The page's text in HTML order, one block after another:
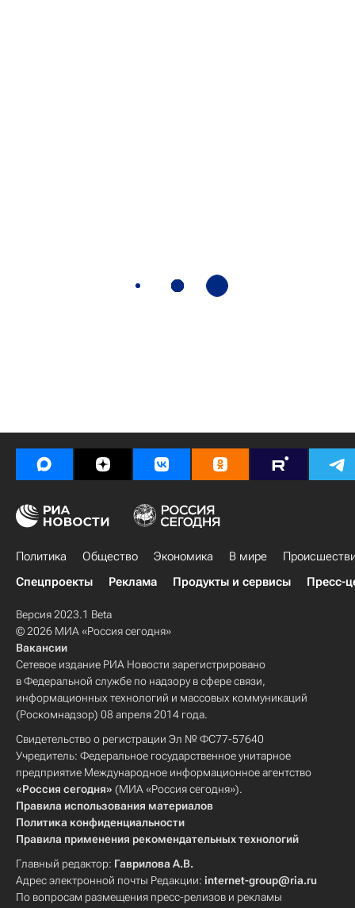
Политика Общество Экономика В мире
Спецпроекты
Реклама Продукты и сервисы Пресс-
Версия 2023.1 Beta
© 2026 МИА «Россия сегодня»
Вакансии
Сетевое издание РИА Новости зарегистрировано
в Федеральной службе по надзору в сфере связи,
информационных технологий и массовых коммуникаций
(Роскомнадзор) 08 апреля 2014 года.
Свидетельство о регистрации Эл № ФС77-57640
Учредитель: Федеральное государственное унитарное
предприятие Международное информационное агентство
«Россия сегодня» (МИА «Россия сегодня»).
Правила использования материалов
Политика конфиденциальности
Правила применения рекомендательных технологий
Главный редактор: Гаврилова А.В.
Адрес электронной почты Редакции: internet-group@ria.ru
По вопросам размещения пресс-релизов и рекламы